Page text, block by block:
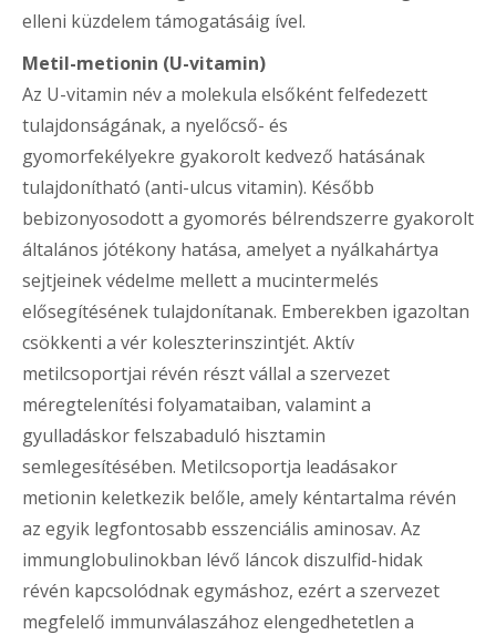
elleni küzdelem támogatásáig ível.
Metil-metionin (U-vitamin)
Az U-vitamin név a molekula elsőként felfedezett
tulajdonságának, a nyelőcső- és
gyomorfekélyekre gyakorolt kedvező hatásának
tulajdonítható (anti-ulcus vitamin). Később
bebizonyosodott a gyomorés bélrendszerre gyakorolt
általános jótékony hatása, amelyet a nyálkahártya
sejtjeinek védelme mellett a mucintermelés
elősegítésének tulajdonítanak. Emberekben igazoltan
csökkenti a vér koleszterinszintjét. Aktív
metilcsoportjai révén részt vállal a szervezet
méregtelenítési folyamataiban, valamint a
gyulladáskor felszabaduló hisztamin
semlegesítésében. Metilcsoportja leadásakor
metionin keletkezik belőle, amely kéntartalma révén
az egyik legfontosabb esszenciális aminosav. Az
immunglobulinokban lévő láncok diszulfid-hidak
révén kapcsolódnak egymáshoz, ezért a szervezet
megfelelő immunválaszához elengedhetetlen a